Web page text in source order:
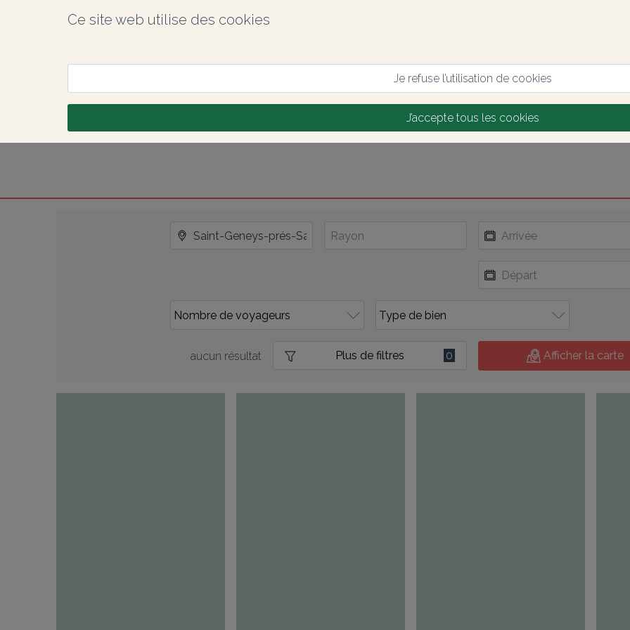
Ce site web utilise des cookies
Je refuse l’utilisation de cookies
J’accepte tous les cookies
aucun résultat Plus de filtres 0 Afficher la carte